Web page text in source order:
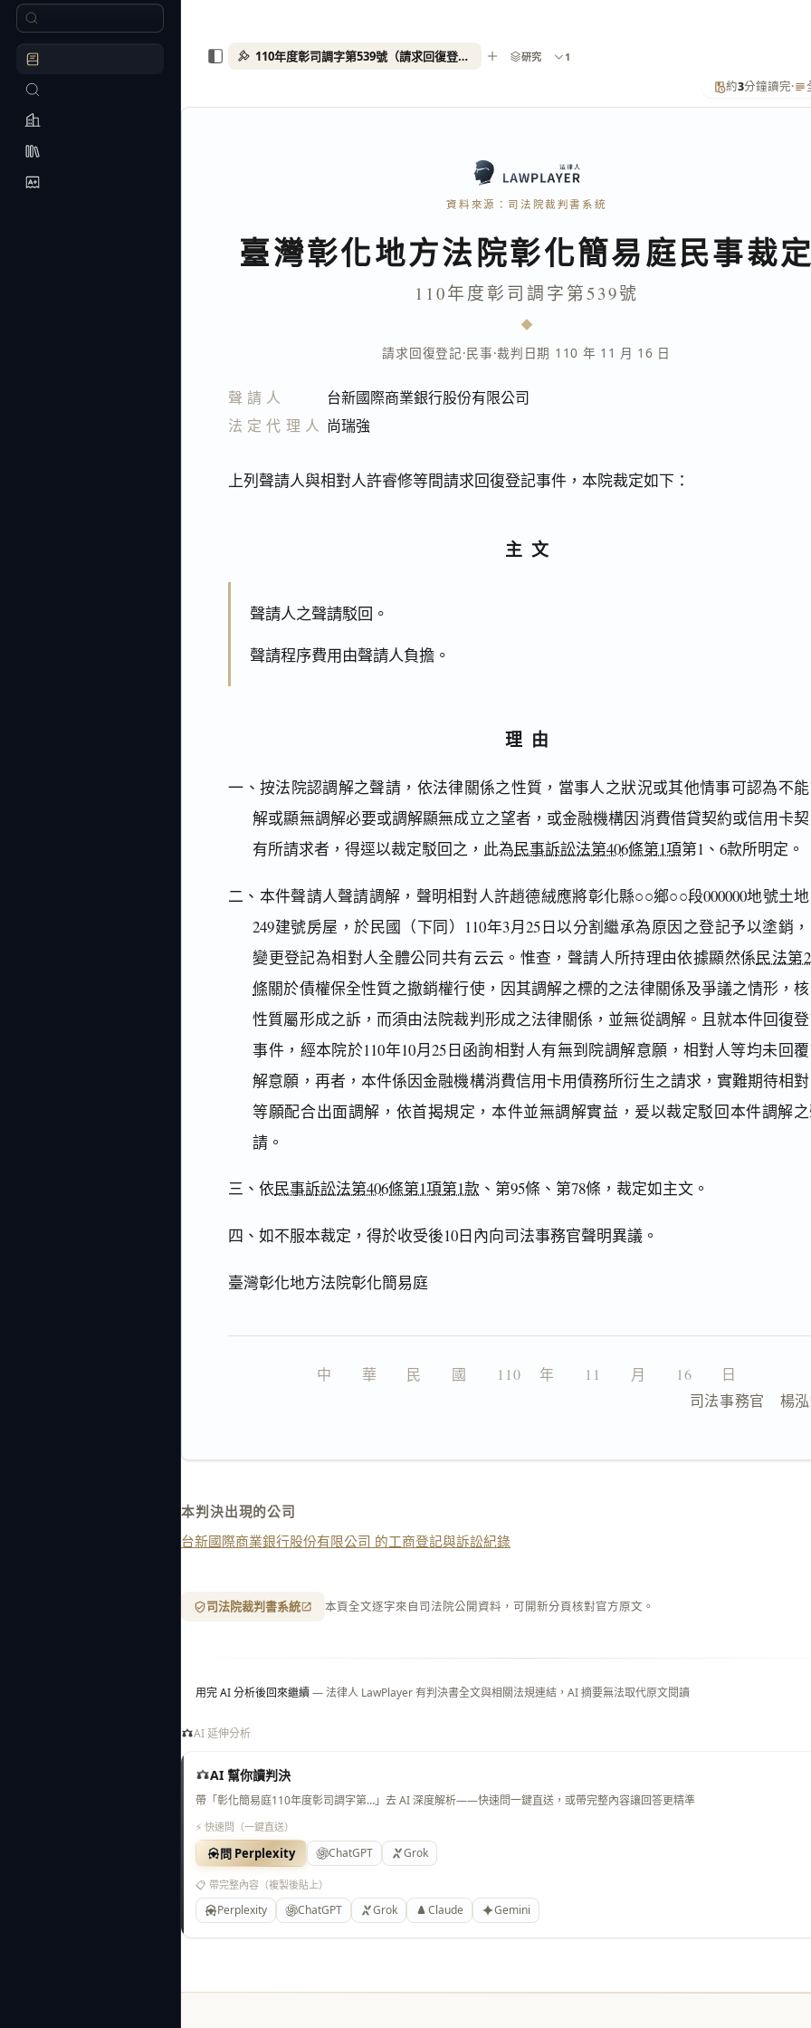
約3分鐘讀完·
資料來源：司法院裁判書系統
臺灣彰化地方法院彰化簡易庭民事裁
110年度彰司調字第539號
請求回復登記·民事·裁判日期 110 年 11 月 16 日
聲請人
台新國際商業銀行股份有限公司
法定代理人 尚瑞強
上列聲請人與相對人許睿修等間請求回復登記事件，本院裁定如下：
主文
聲請人之聲請駁回。
聲請程序費用由聲請人負擔。
理由
一、按法院認調解之聲請，依法律關係之性質，當事人之狀況或其他情事可認為不
解或顯無調解必要或調解顯無成立之望者，或金融機構因消費借貸契約或信用卡
有所請求者，得逕以裁定駁回之，此為民事訴訟法第406條第1項第1、6款所明定。
二、本件聲請人聲請調解，聲明相對人許趙德絨應將彰化縣○○鄉○○段000000地號土
249建號房屋，於民國（下同）110年3月25日以分割繼承為原因之登記予以塗銷
變更登記為相對人全體公同共有云云。惟查，聲請人所持理由依據顯然係民法第
條關於債權保全性質之撤銷權行使，因其調解之標的之法律關係及爭議之情形，
性質屬形成之訴，而須由法院裁判形成之法律關係，並無從調解。且就本件回復
事件，經本院於110年10月25日函詢相對人有無到院調解意願，相對人等均未回
解意願，再者，本件係因金融機構消費信用卡用債務所衍生之請求，實難期待相
等願配合出面調解，依首揭規定，本件並無調解實益，爰以裁定駁回本件調解
請。
三、依民事訴訟法第406條第1項第1款 、第95條、第78條，裁定如主文。
四、如不服本裁定，得於收受後10日內向司法事務官聲明異議。
臺灣彰化地方法院彰化簡易庭
中　　華　　民　　國　　110 　年　　11　　月　　16　　日
司法事務官　楊
本判決出現的公司
台新國際商業銀行股份有限公司 的工商登記與訴訟紀錄
司法院裁判書系統 本頁全文逐字來自司法院公開資料，可開新分頁核對官方原文。
用完 AI 分析後回來繼續— 法律人 LawPlayer 有判決書全文與相關法規連結，AI 摘要無法取代原文閱讀
AI 延伸分析
AI 幫你讀判決
帶「彰化簡易庭110年度彰司調字第…」去 AI 深度解析——快速問一鍵直送，或帶完整內容讓回答更精準
⚡ 快速問（一鍵直送）
問 Perplexity ChatGPT Grok
📋 帶完整內容（複製後貼上）
Perplexity ChatGPT Grok Claude Gemini
110年度彰司調字第539號（請求回復登記） 研究 1